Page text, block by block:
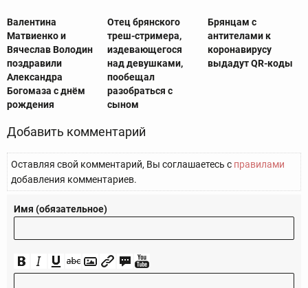
Валентина
Матвиенко и
Вячеслав Володин
поздравили
Александра
Богомаза с днём
рождения
Отец брянского
треш-стримера,
издевающегося
над девушками,
пообещал
разобраться с
сыном
Брянцам с
антителами к
коронавирусу
выдадут QR-коды
Добавить комментарий
Оставляя свой комментарий, Вы соглашаетесь с правилами
добавления комментариев.
Имя (обязательное)